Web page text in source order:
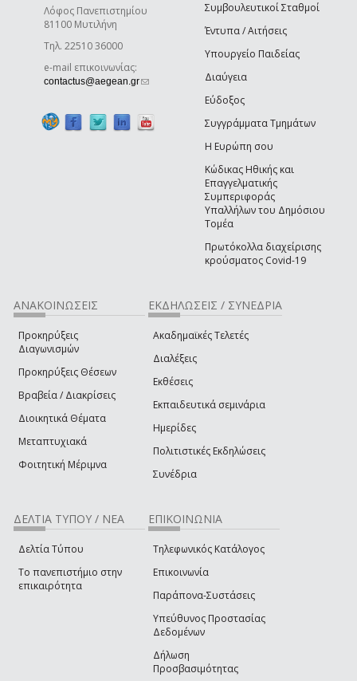
Λόφος Πανεπιστημίου
81100 Μυτιλήνη
Τηλ. 22510 36000
e-mail επικοινωνίας:
contactus@aegean.gr(link sends e-mail)
Συμβουλευτικοί Σταθμοί
Έντυπα / Αιτήσεις
Υπουργείο Παιδείας
Διαύγεια
Εύδοξος
Συγγράμματα Τμημάτων
Η Ευρώπη σου
Κώδικας Ηθικής και
Επαγγελματικής
Συμπεριφοράς
Υπαλλήλων του Δημόσιου
Τομέα
Πρωτόκολλα διαχείρισης
κρούσματος Covid-19
ΑΝΑΚΟΙΝΩΣΕΙΣ
Προκηρύξεις
Διαγωνισμών
Προκηρύξεις Θέσεων
Βραβεία / Διακρίσεις
Διοικητικά Θέματα
Μεταπτυχιακά
Φοιτητική Μέριμνα
ΕΚΔΗΛΩΣΕΙΣ / ΣΥΝΕΔΡΙΑ
Ακαδημαϊκές Τελετές
Διαλέξεις
Εκθέσεις
Εκπαιδευτικά σεμινάρια
Ημερίδες
Πολιτιστικές Εκδηλώσεις
Συνέδρια
ΔΕΛΤΙΑ ΤΥΠΟΥ / ΝΕΑ
Δελτία Τύπου
Το πανεπιστήμιο στην
επικαιρότητα
ΕΠΙΚΟΙΝΩΝΙΑ
Τηλεφωνικός Κατάλογος
Επικοινωνία
Παράπονα-Συστάσεις
Υπεύθυνος Προστασίας
Δεδομένων
Δήλωση
Προσβασιμότητας